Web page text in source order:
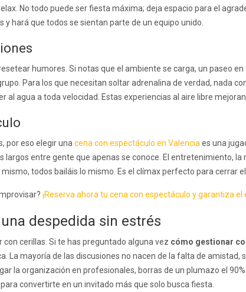
No todo puede ser fiesta máxima; deja espacio para el
hará que todos se sientan parte de un equipo unido.
humores. Si notas que el ambiente se carga, un paseo en
Para los que necesitan soltar adrenalina de verdad, nada
agua a toda velocidad. Estas experiencias al aire libre
por eso elegir una cena con espectáculo en Valencia es una
entre gente que apenas se conoce. El entretenimiento,
todos bailáis lo mismo. Es el clímax perfecto para cerrar
¡Reserva ahora tu cena con espectáculo y garantiza el
despedida sin estrés
cerillas. Si te has preguntado alguna vez cómo gestionar
La mayoría de las discusiones no nacen de la falta de amistad,
la organización en profesionales, borras de un plumazo el
convertirte en un invitado más que solo busca fiesta.